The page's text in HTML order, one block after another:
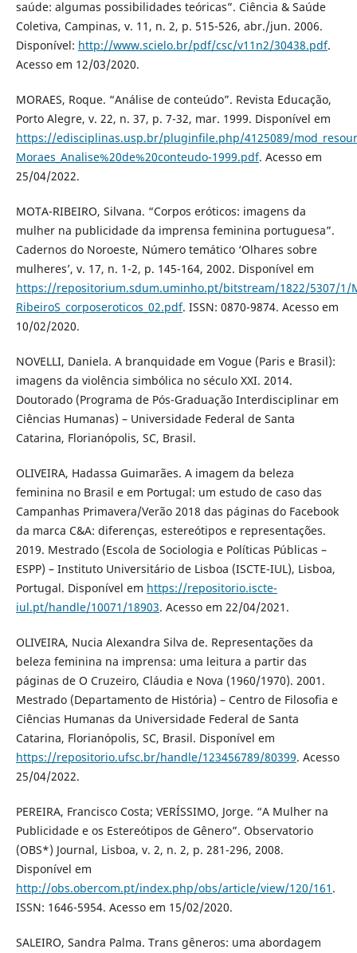
saúde: algumas possibilidades teóricas”. Ciência & Saúde
Coletiva, Campinas, v. 11, n. 2, p. 515-526, abr./jun. 2006.
Disponível: http://www.scielo.br/pdf/csc/v11n2/30438.pdf.
Acesso em 12/03/2020.
MORAES, Roque. “Análise de conteúdo”. Revista Educação,
Porto Alegre, v. 22, n. 37, p. 7-32, mar. 1999. Disponível em
https://edisciplinas.usp.br/pluginfile.php/4125089/
Moraes_Analise%20de%20conteudo-1999.pdf. Acesso em
25/04/2022.
MOTA-RIBEIRO, Silvana. “Corpos eróticos: imagens da
mulher na publicidade da imprensa feminina portuguesa”.
Cadernos do Noroeste, Número temático ‘Olhares sobre
mulheres’, v. 17, n. 1-2, p. 145-164, 2002. Disponível em
https://repositorium.sdum.uminho.pt/bitstream/1822/5307/1/
RibeiroS_corposeroticos_02.pdf. ISSN: 0870-9874. Acesso em
10/02/2020.
NOVELLI, Daniela. A branquidade em Vogue (Paris e Brasil):
imagens da violência simbólica no século XXI. 2014.
Doutorado (Programa de Pós-Graduação Interdisciplinar em
Ciências Humanas) – Universidade Federal de Santa
Catarina, Florianópolis, SC, Brasil.
OLIVEIRA, Hadassa Guimarães. A imagem da beleza
feminina no Brasil e em Portugal: um estudo de caso das
Campanhas Primavera/Verão 2018 das páginas do Facebook
da marca C&A: diferenças, estereótipos e representações.
2019. Mestrado (Escola de Sociologia e Políticas Públicas –
ESPP) – Instituto Universitário de Lisboa (ISCTE-IUL), Lisboa,
Portugal. Disponível em https://repositorio.iscte-
iul.pt/handle/10071/18903. Acesso em 22/04/2021.
OLIVEIRA, Nucia Alexandra Silva de. Representações da
beleza feminina na imprensa: uma leitura a partir das
páginas de O Cruzeiro, Cláudia e Nova (1960/1970). 2001.
Mestrado (Departamento de História) – Centro de Filosofia e
Ciências Humanas da Universidade Federal de Santa
Catarina, Florianópolis, SC, Brasil. Disponível em
https://repositorio.ufsc.br/handle/123456789/80399. Acesso
25/04/2022.
PEREIRA, Francisco Costa; VERÍSSIMO, Jorge. “A Mulher na
Publicidade e os Estereótipos de Gênero”. Observatorio
(OBS*) Journal, Lisboa, v. 2, n. 2, p. 281-296, 2008.
Disponível em
http://obs.obercom.pt/index.php/obs/article/view/120/161 .
ISSN: 1646-5954. Acesso em 15/02/2020.
SALEIRO, Sandra Palma. Trans gêneros: uma abordagem